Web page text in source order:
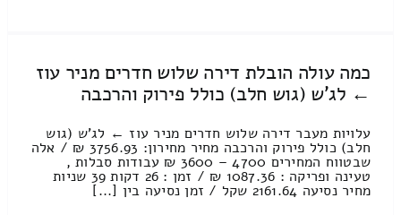
כמה עולה הובלת דירה שלוש חדרים מניר עוז
← לג'ש (גוש חלב) כולל פירוק והרכבה
עלויות מעבר דירה שלוש חדרים מניר עוז ← לג'ש (גוש
חלב) כולל פירוק והרכבה מחיר מחירון: 3756.93 ₪ / אלה
שבטווח המחירים 4700 – 3600 ₪ עבודות סבלות ,
טעינה ופריקה : 1087.36 ₪ / זמן : 26 דקות 39 שניות
מחיר נסיעה 2161.64 שקל / זמן נסיעה בין [...]